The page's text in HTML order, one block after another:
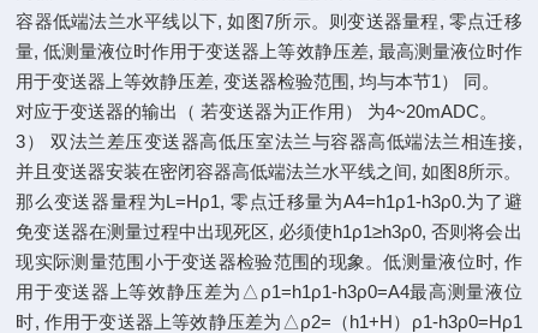
容器低端法兰水平线以下, 如图7所示。则变送器量程, 零点迁移
量, 低测量液位时作用于变送器上等效静压差, 最高测量液位时作
用于变送器上等效静压差, 变送器检验范围, 均与本节1） 同。
对应于变送器的输出（ 若变送器为正作用） 为4~20mADC。
3） 双法兰差压变送器高低压室法兰与容器高低端法兰相连接,
并且变送器安装在密闭容器高低端法兰水平线之间, 如图8所示。
那么变送器量程为L=Hρ1, 零点迁移量为A4=h1ρ1-h3ρ0.为了避
免变送器在测量过程中出现死区, 必须使h1ρ1≥h3ρ0, 否则将会出
现实际测量范围小于变送器检验范围的现象。低测量液位时, 作
用于变送器上等效静压差为△ρ1=h1ρ1-h3ρ0=A4最高测量液位
时, 作用于变送器上等效静压差为△ρ2=（h1+H）ρ1-h3ρ0=Hρ1